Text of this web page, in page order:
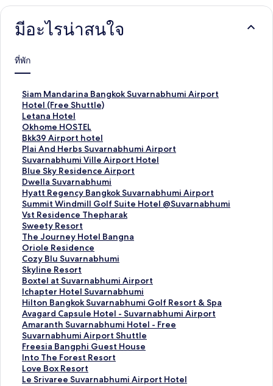
มีอะไรน่าสนใจ
ที่พัก
Siam Mandarina Bangkok Suvarnabhumi Airport
Hotel (Free Shuttle)
ลิ
ง
ก์
ม
า
ต
ร
ฐ
า
น
สำ
ห
รั
บ
S
i
a
m
M
a
n
d
a
r
i
n
a
Letana Hotel
ลิ
ง
ก์
ม
า
ต
ร
ฐ
า
น
สำ
ห
รั
บ
L
e
t
a
n
a
H
o
t
e
l
Okhome HOSTEL
ลิ
ง
ก์
ม
า
ต
ร
ฐ
า
น
สำ
ห
รั
บ
O
k
h
o
m
e
H
O
S
T
Bkk39 Airport hotel
ลิ
ง
ก์
ม
า
ต
ร
ฐ
า
น
สำ
ห
รั
บ
B
k
k
3
9
A
i
r
p
Plai And Herbs Suvarnabhumi Airport
ลิ
ง
ก์
ม
า
ต
ร
ฐ
า
น
สำ
ห
รั
บ
P
l
a
i
A
n
d
H
Suvarnabhumi Ville Airport Hotel
ลิ
ง
ก์
ม
า
ต
ร
ฐ
า
น
สำ
ห
รั
บ
S
u
v
a
r
n
a
Blue Sky Residence Airport
ลิ
ง
ก์
ม
า
ต
ร
ฐ
า
น
สำ
ห
รั
บ
B
l
u
e
S
k
Dwella Suvarnabhumi
ลิ
ง
ก์
ม
า
ต
ร
ฐ
า
น
สำ
ห
รั
บ
D
w
e
l
l
Hyatt Regency Bangkok Suvarnabhumi Airport
ลิ
ง
ก์
ม
า
ต
ร
ฐ
า
น
สำ
ห
รั
บ
H
y
a
t
Summit Windmill Golf Suite Hotel @Suvarnabhumi
ลิ
ง
ก์
ม
า
ต
ร
ฐ
า
น
สำ
ห
รั
บ
S
u
m
Vst Residence Thepharak
ลิ
ง
ก์
ม
า
ต
ร
ฐ
า
น
สำ
ห
รั
บ
V
s
Sweety Resort
ลิ
ง
ก์
ม
า
ต
ร
ฐ
า
น
สำ
ห
รั
บ
S
The Journey Hotel Bangna
ลิ
ง
ก์
ม
า
ต
ร
ฐ
า
น
สำ
ห
รั
บ
Oriole Residence
ลิ
ง
ก์
ม
า
ต
ร
ฐ
า
น
สำ
ห
รั
Cozy Blu Suvarnabhumi
ลิ
ง
ก์
ม
า
ต
ร
ฐ
า
น
สำ
ห
Skyline Resort
ลิ
ง
ก์
ม
า
ต
ร
ฐ
า
น
สำ
Boxtel at Suvarnabhumi Airport
ลิ
ง
ก์
ม
า
ต
ร
ฐ
า
น
Ichapter Hotel Suvarnabhumi
ลิ
ง
ก์
ม
า
ต
ร
ฐ
า
Hilton Bangkok Suvarnabhumi Golf Resort & Spa
ลิ
ง
ก์
ม
า
ต
ร
ฐ
Avagard Capsule Hotel - Suvarnabhumi Airport
ลิ
ง
ก์
ม
า
ต
ร
Amaranth Suvarnabhumi Hotel - Free
Suvarnabhumi Airport Shuttle
ลิ
ง
ก์
ม
า
ต
Freesia Bangphi Guest House
ลิ
ง
ก์
ม
Into The Forest Resort
ลิ
ง
ก์
Love Box Resort
ลิ
ง
Le Srivaree Suvarnabhumi Airport Hotel
ลิ